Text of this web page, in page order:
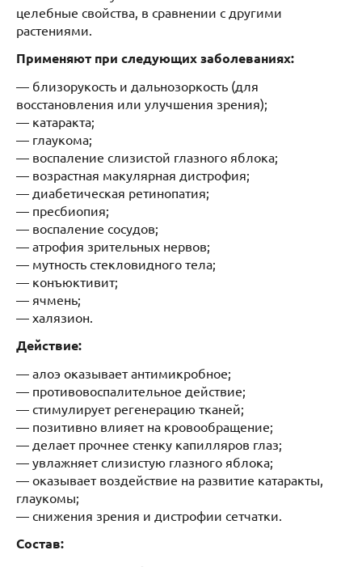
целебные свойства, в сравнении с другими
растениями.
Применяют при следующих заболеваниях:
— близорукость и дальнозоркость (для
восстановления или улучшения зрения);
— катаракта;
— глаукома;
— воспаление слизистой глазного яблока;
— возрастная макулярная дистрофия;
— диабетическая ретинопатия;
— пресбиопия;
— воспаление сосудов;
— атрофия зрительных нервов;
— мутность стекловидного тела;
— конъюктивит;
— ячмень;
— халязион.
Действие:
— алоэ оказывает антимикробное;
— противовоспалительное действие;
— стимулирует регенерацию тканей;
— позитивно влияет на кровообращение;
— делает прочнее стенку капилляров глаз;
— увлажняет слизистую глазного яблока;
— оказывает воздействие на развитие катаракты,
глаукомы;
— снижения зрения и дистрофии сетчатки.
Состав: